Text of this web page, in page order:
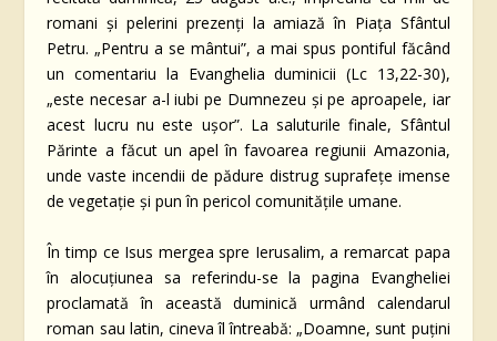
romani și pelerini prezenți la amiază în Piața Sfântul
Petru. „Pentru a se mântui”, a mai spus pontiful făcând
un comentariu la Evanghelia duminicii (Lc 13,22-30),
„este necesar a-l iubi pe Dumnezeu și pe aproapele, iar
acest lucru nu este ușor”. La saluturile finale, Sfântul
Părinte a făcut un apel în favoarea regiunii Amazonia,
unde vaste incendii de pădure distrug suprafețe imense
de vegetație și pun în pericol comunitățile umane.
În timp ce Isus mergea spre Ierusalim, a remarcat papa
în alocuțiunea sa referindu-se la pagina Evangheliei
proclamată în această duminică urmând calendarul
roman sau latin, cineva îl întreabă: „Doamne, sunt puțini